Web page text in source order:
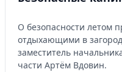
О безопасности летом
отдыхающими в
заместитель
части Артём Вдовин.